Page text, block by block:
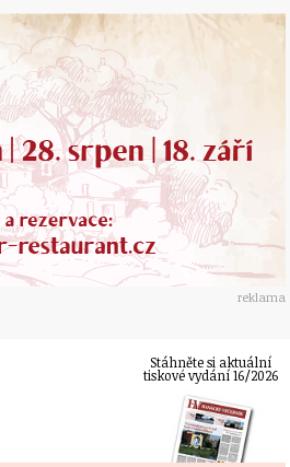
reklama
Stáhněte si aktuální
tiskové vydání 16/2026